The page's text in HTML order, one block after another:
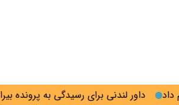
داور لندنی برای رسیدگی به پرونده